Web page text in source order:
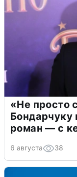
«Не просто
роман — с
6 августа 38